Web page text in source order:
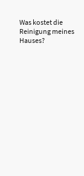
Was kostet die
Reinigung meines
Hauses?